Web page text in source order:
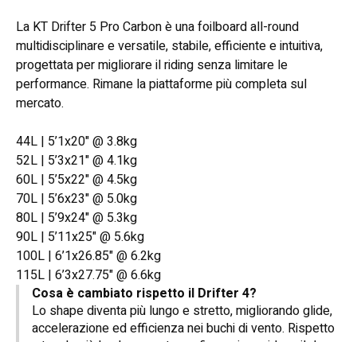
La KT Drifter 5 Pro Carbon è una foilboard all-round
multidisciplinare e versatile, stabile, efficiente e intuitiva,
progettata per migliorare il riding senza limitare le
performance. Rimane la piattaforme più completa sul
mercato.
44L | 5’1x20" @ 3.8kg
52L | 5’3x21" @ 4.1kg
60L | 5’5x22" @ 4.5kg
70L | 5’6x23" @ 5.0kg
80L | 5’9x24" @ 5.3kg
90L | 5’11x25" @ 5.6kg
100L | 6’1x26.85" @ 6.2kg
115L | 6’3x27.75" @ 6.6kg
Cosa è cambiato rispetto il Drifter 4?
Lo shape diventa più lungo e stretto, migliorando glide,
accelerazione ed efficienza nei buchi di vento. Rispetto